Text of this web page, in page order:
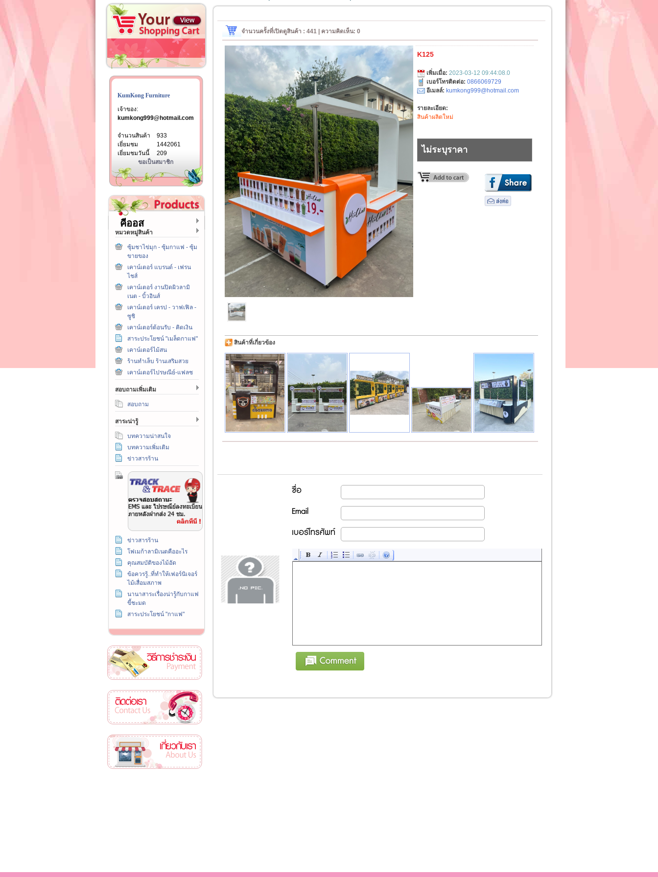
KumKong Furniture
เจ้าของ:
kumkong999@hotmail.com
จำนวนสินค้า
933
เยี่ยมชม
1442061
เยี่ยมชมวันนี้
209
ขอเป็นสมาชิก
คีออส
หมวดหมู่สินค้า
ซุ้มชาไข่มุก - ซุ้มกาแฟ - ซุ้ม
ขายของ
เคาน์เตอร์ แบรนด์ - เฟรน
ไชส์
เคาน์เตอร์ งานปิดผิวลามิ
เนต - บิ้วอินส์
เคาน์เตอร์ เครป - วาฟเฟิล -
ซูชิ
เคาน์เตอร์ต้อนรับ - คิดเงิน
สาระประโยชน์ "เมล็ดกาแฟ"
เคาน์เตอร์ไม้สน
ร้านทำเล็บ ร้านเสริมสวย
เคาน์เตอร์ไปรษณีย์-แฟลช
สอบถามเพิ่มเติม
สอบถาม
สาระน่ารู้
บทความน่าสนใจ
บทความเพิ่มเติม
ข่าวสารร้าน
ข่าวสารร้าน
โฟเมก้าลามิเนตคืออะไร
คุณสมบัติของไม้อัด
ข้อควรรู้..ที่ทำให้เฟอร์นิเจอร์
ไม้เสื่อมสภาพ
นานาสาระเรื่องน่ารู้กับกาแฟ
ขี้ชะมด
สาระประโยชน์ "กาแฟ"
จำนวนครั้งที่เปิดดูสินค้า : 441 | ความคิดเห็น: 0
K125
เพิ่มเมื่อ: 2023-03-12 09:44:08.0
เบอร์โทรติดต่อ: 0866069729
อีเมลล์: kumkong999@hotmail.com
รายละเอียด:
สินค้าผลิตใหม่
ไม่ระบุราคา
สินค้าที่เกี่ยวข้อง
ชื่อ
Email
เบอร์โทรศัพท์